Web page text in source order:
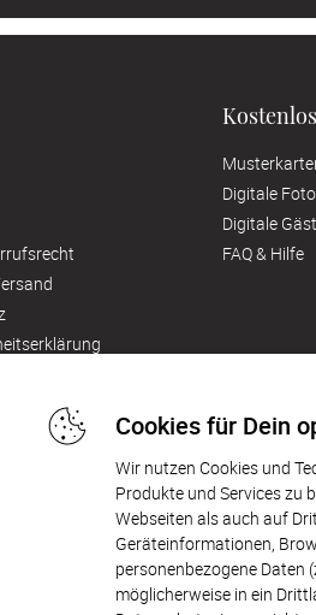
Cookies für Dein
Wir nutzen Cookies und
Produkte und Services zu
Webseiten als auch auf
Geräteinformationen,
personenbezogene Daten
möglicherweise in ein
Digitale
Digitale
FAQ & Hilfe